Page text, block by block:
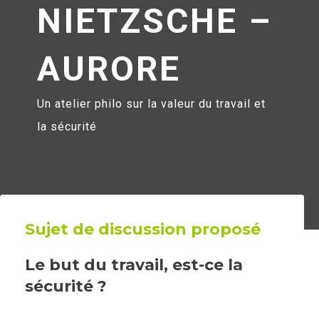
NIETZSCHE –
AURORE
Un atelier philo sur la valeur du travail et
la sécurité
Sujet de discussion proposé
Le but du travail, est-ce la
sécurité ?